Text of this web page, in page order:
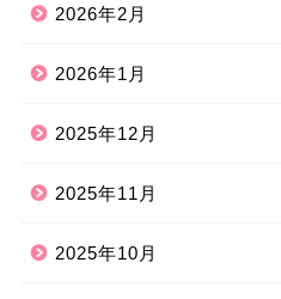
2026年2月
2026年1月
2025年12月
2025年11月
2025年10月